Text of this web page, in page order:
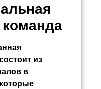
команда
из
в